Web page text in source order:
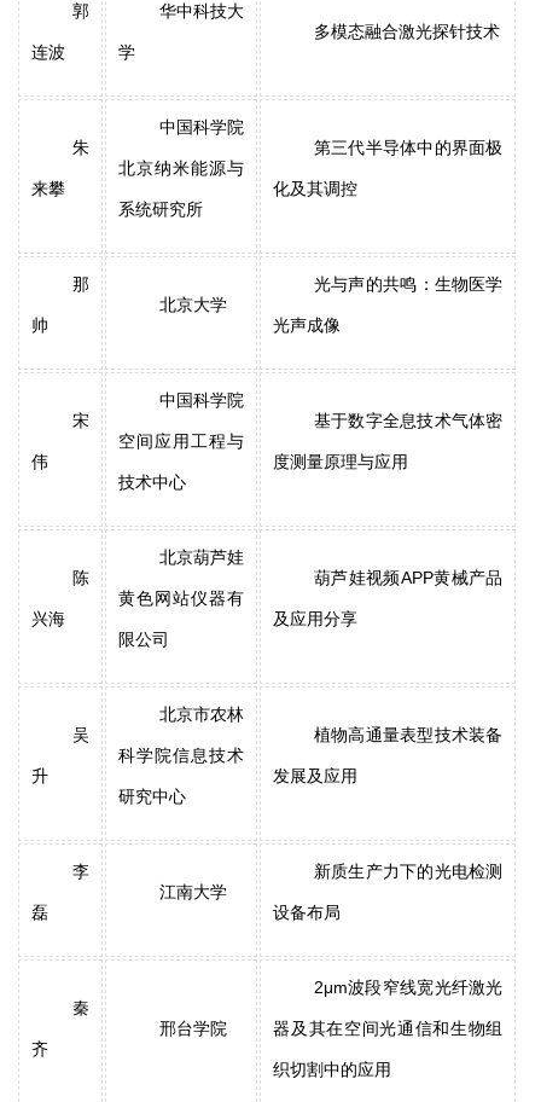
郭
连波
华中科技大
学
多模态融合激光探针技术
朱
来攀
中国科学院
北京纳米能源与
系统研究所
第三代半导体中的界面极
化及其调控
那
帅
北京大学
光与声的共鸣：生物医学
光声成像
宋
伟
中国科学院
空间应用工程与
技术中心
基于数字全息技术气体密
度测量原理与应用
陈
兴海
北京葫芦娃
黄色网站仪器有
限公司
葫芦娃视频APP黄械产品
及应用分享
吴
升
北京市农林
科学院信息技术
研究中心
植物高通量表型技术装备
发展及应用
李
磊
江南大学
新质生产力下的光电检测
设备布局
秦
齐
邢台学院
2μm波段窄线宽光纤激光
器及其在空间光通信和生物组
织切割中的应用